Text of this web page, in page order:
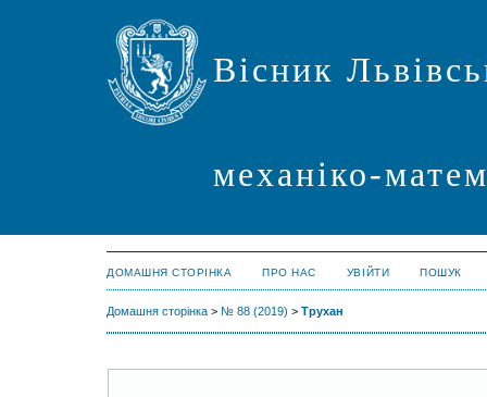
Вісник
механіко-
ДОМАШНЯ СТОРІНКА ПРО НАС УВІЙТИ ПОШУК
Домашня сторінка > № 88 (2019) > Трухан